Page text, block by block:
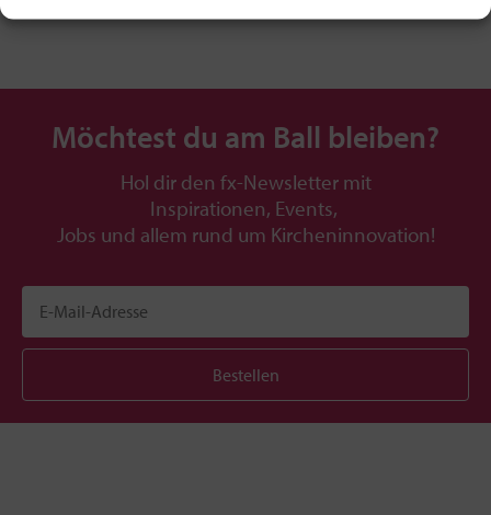
Möchtest du am Ball bleiben?
Hol dir den fx-Newsletter mit
Inspirationen, Events,
Jobs und allem rund um Kircheninnovation!
Bestellen